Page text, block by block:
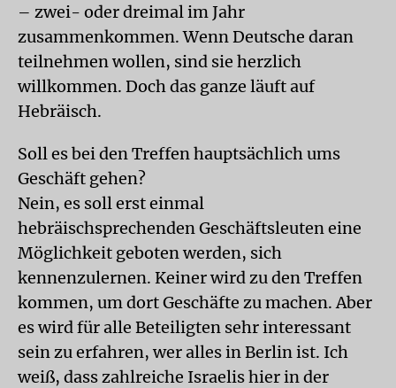
– zwei- oder dreimal im Jahr
zusammenkommen. Wenn Deutsche daran
teilnehmen wollen, sind sie herzlich
willkommen. Doch das ganze läuft auf
Hebräisch.
Soll es bei den Treffen hauptsächlich ums
Geschäft gehen?
Nein, es soll erst einmal
hebräischsprechenden Geschäftsleuten eine
Möglichkeit geboten werden, sich
kennenzulernen. Keiner wird zu den Treffen
kommen, um dort Geschäfte zu machen. Aber
es wird für alle Beteiligten sehr interessant
sein zu erfahren, wer alles in Berlin ist. Ich
weiß, dass zahlreiche Israelis hier in der